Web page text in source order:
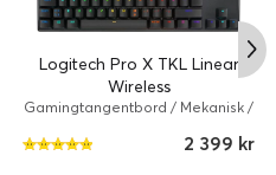
Logitech Pro X TKL Linear
Wireless
Gamingtangentbord / Mekanisk /
2 399 kr